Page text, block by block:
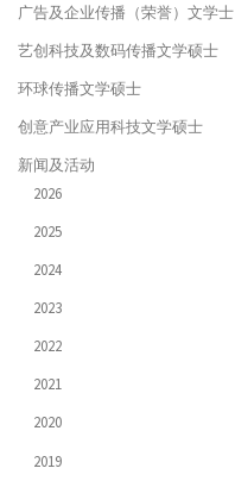
广告及企业传播（荣誉）文学士
艺创科技及数码传播文学硕士
环球传播文学硕士
创意产业应用科技文学硕士
新闻及活动
2026
2025
2024
2023
2022
2021
2020
2019